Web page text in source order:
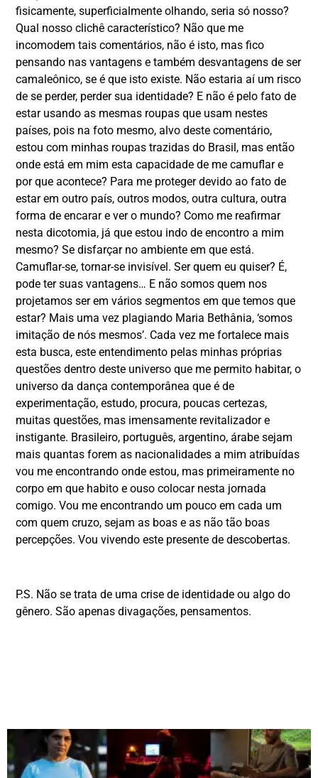
fisicamente, superficialmente olhando, seria só nosso?
Qual nosso clichê característico? Não que me
incomodem tais comentários, não é isto, mas fico
pensando nas vantagens e também desvantagens de ser
camaleônico, se é que isto existe. Não estaria aí um risco
de se perder, perder sua identidade? E não é pelo fato de
estar usando as mesmas roupas que usam nestes
países, pois na foto mesmo, alvo deste comentário,
estou com minhas roupas trazidas do Brasil, mas então
onde está em mim esta capacidade de me camuflar e
por que acontece? Para me proteger devido ao fato de
estar em outro país, outros modos, outra cultura, outra
forma de encarar e ver o mundo? Como me reafirmar
nesta dicotomia, já que estou indo de encontro a mim
mesmo? Se disfarçar no ambiente em que está.
Camuflar-se, tornar-se invisível. Ser quem eu quiser? É,
pode ter suas vantagens… E não somos quem nos
projetamos ser em vários segmentos em que temos que
estar? Mais uma vez plagiando Maria Bethânia, ‘somos
imitação de nós mesmos’. Cada vez me fortalece mais
esta busca, este entendimento pelas minhas próprias
questões dentro deste universo que me permito habitar, o
universo da dança contemporânea que é de
experimentação, estudo, procura, poucas certezas,
muitas questões, mas imensamente revitalizador e
instigante. Brasileiro, português, argentino, árabe sejam
mais quantas forem as nacionalidades a mim atribuídas
vou me encontrando onde estou, mas primeiramente no
corpo em que habito e ouso colocar nesta jornada
comigo. Vou me encontrando um pouco em cada um
com quem cruzo, sejam as boas e as não tão boas
percepções. Vou vivendo este presente de descobertas.
P.S. Não se trata de uma crise de identidade ou algo do
gênero. São apenas divagações, pensamentos.